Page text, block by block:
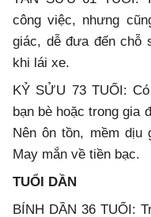
công việc, nhưng
giác, dễ đưa đến chỗ
khi lái xe.
KỶ SỬU 73 TUỔI:
bạn bè hoặc trong gia
Nên ôn tồn, mềm dịu
May mắn về tiền bạc.
TUỔI DẦN
BÍNH DẦN 36 TUỔI: